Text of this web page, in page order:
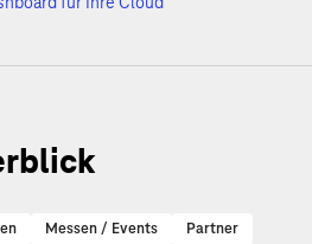
Messen / Events
Partner